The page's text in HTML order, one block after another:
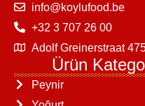
info@koylufood.be
+32 3 707 26 00
Adolf Greinerstraat
Ürün
Peynir